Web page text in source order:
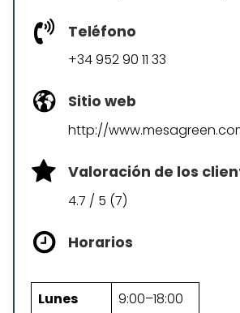
Teléfono
+34 952 90 11 33
Sitio web
http://
Valoración de los
4.7 / 5 (7)
Horarios
Lunes
9:00–18:00